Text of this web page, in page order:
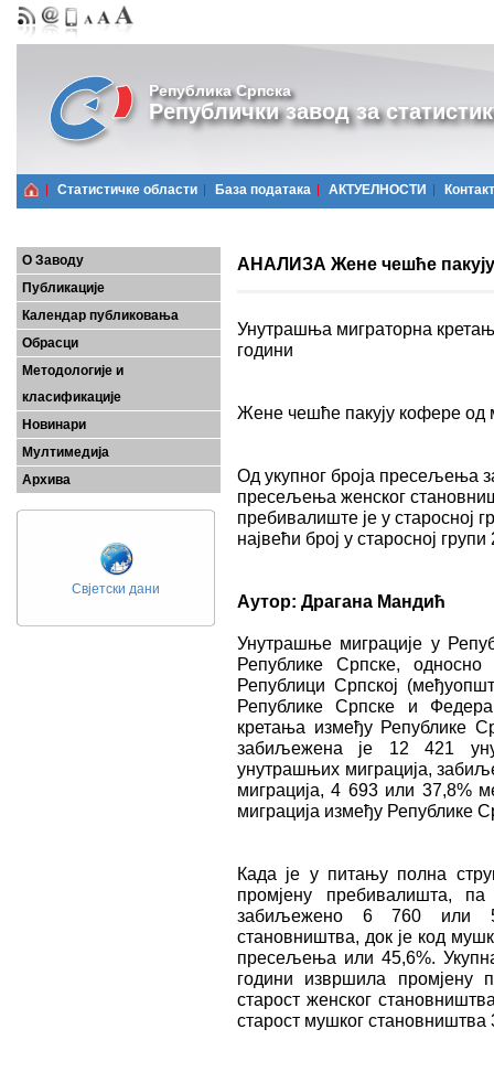
Република Српска
Републички завод за
Статистичке области Базa података АКТУЕЛНОСТИ Контакт
О Заводу
Публикације
Календар публиковања
Обрасци
Методологије и
класификације
Новинари
Мултимедија
Архива
Свјетски дани
АНАЛИЗА Жене чешће
Унутрашња миграторна
години
Жене чешће пакују кофере од
Од укупног броја пресељења
пресељења женског
пребивалиште је у старосној
највећи број у старосној
Аутор: Драгана Мандић
Унутрашње миграције у
Републике Српске,
Републици Српској
Републике Српске и
кретања између Републике
забиљежена је 12 421
унутрашњих миграција,
миграција, 4 693 или 37,8%
миграција између Републике
Када је у питању полна
промјену пребивалишта,
забиљежено 6 760 или
становништва, док је код
пресељења или 45,6%.
години извршила промјену
старост женског
старост мушког становништва